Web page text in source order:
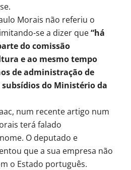
Morais não referiu o
se a dizer que“há
do comissão
e ao mesmo tempo
de administração de
do Ministério da
num recente artigo num
terá falado
O deputado e
que a sua empresa não
o Estado português.